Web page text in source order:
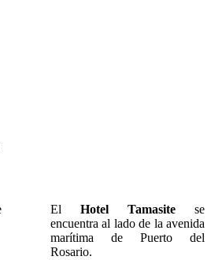
El Hotel Tamasite se
encuentra al lado de la avenida
marítima de Puerto del
Rosario.